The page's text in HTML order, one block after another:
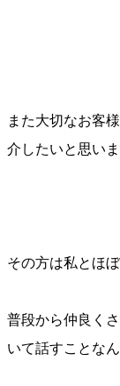
また大切なお客
介したいと思いま
その方は私とほ
普段から仲良く
いて話すことな